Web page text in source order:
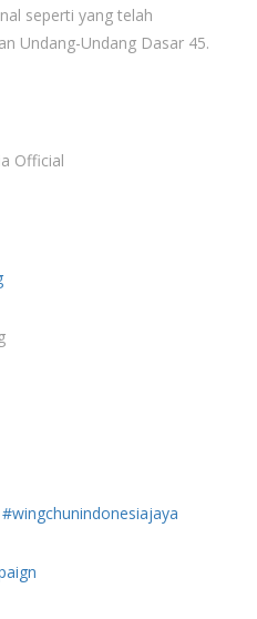
seperti yang telah
Undang-Undang Dasar 45.
Official
#wingchunindonesiajaya